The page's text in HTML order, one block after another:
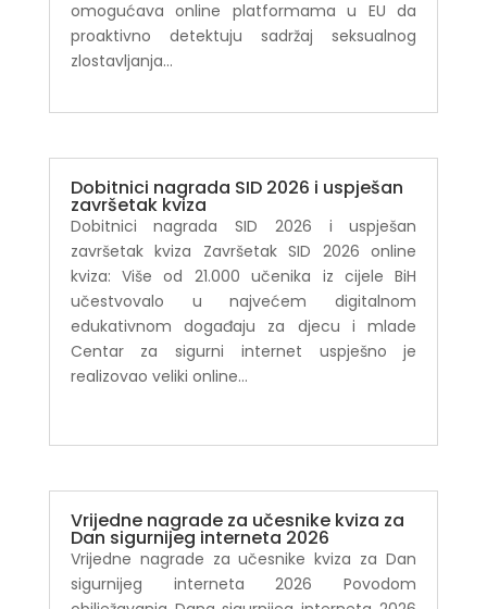
omogućava online platformama u EU da
proaktivno detektuju sadržaj seksualnog
zlostavljanja...
Dobitnici nagrada SID 2026 i uspješan
završetak kviza
Dobitnici nagrada SID 2026 i uspješan
završetak kviza Završetak SID 2026 online
kviza: Više od 21.000 učenika iz cijele BiH
učestvovalo u najvećem digitalnom
edukativnom događaju za djecu i mlade
Centar za sigurni internet uspješno je
realizovao veliki online...
Vrijedne nagrade za učesnike kviza za
Dan sigurnijeg interneta 2026
Vrijedne nagrade za učesnike kviza za Dan
sigurnijeg interneta 2026 Povodom